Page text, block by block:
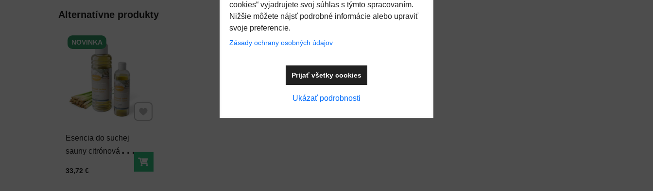
Alternatívne produkty
Esencia do suchej
sauny citrónová
Cena s DPH
33,72 € Do košíka
NOVINKA
cookies“ vyjadrujete svoj súhlas s týmto spracovaním.
Nižšie môžete nájsť podrobné informácie alebo upraviť
svoje preferencie.
Zásady ochrany osobných údajov
Ukázať podrobnosti
Prijať všetky cookies